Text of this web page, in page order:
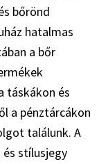
bőrönd
hatalmas
a bőr
táskákon és
a pénztárcákon
találunk. A
stílusjegy